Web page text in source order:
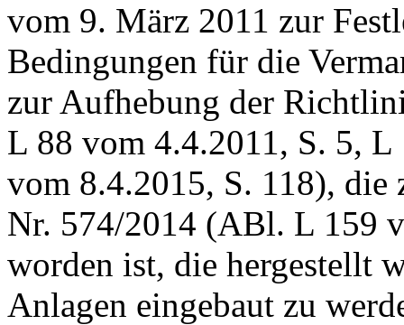
vom 9. März 2011 zur
Bedingungen für die
zur Aufhebung der
L 88 vom 4.4.2011, S. 5,
vom 8.4.2015, S. 118),
Nr. 574/2014 (ABl. L 159
worden ist, die hergestellt
Anlagen eingebaut zu